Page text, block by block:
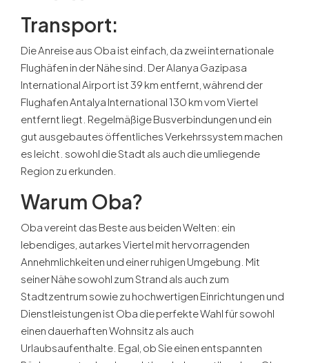
Transport:
Die Anreise aus Oba ist einfach, da zwei internationale
Flughäfen in der Nähe sind. Der Alanya Gazipasa
International Airport ist 39 km entfernt, während der
Flughafen Antalya International 130 km vom Viertel
entfernt liegt. Regelmäßige Busverbindungen und ein
gut ausgebautes öffentliches Verkehrssystem machen
es leicht. sowohl die Stadt als auch die umliegende
Region zu erkunden.
Warum Oba?
Oba vereint das Beste aus beiden Welten: ein
lebendiges, autarkes Viertel mit hervorragenden
Annehmlichkeiten und einer ruhigen Umgebung. Mit
seiner Nähe sowohl zum Strand als auch zum
Stadtzentrum sowie zu hochwertigen Einrichtungen und
Dienstleistungen ist Oba die perfekte Wahl für sowohl
einen dauerhaften Wohnsitz als auch
Urlaubsaufenthalte. Egal, ob Sie einen entspannten